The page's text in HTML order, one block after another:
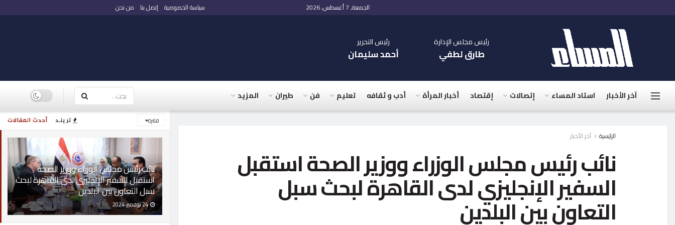
أحدث المقالات ترينـد فلترة
نائب رئيس مجلس الوزراء ووزير الصحة
استقبل السفير الإنجليزي لدى القاهرة لبحث
سبل التعاون بين البلدين
24 نوفمبر، 2024
الجمعة, 7 أغسطس, 2026 سياسة الخصوصية إتصل بنا من نحن
رئيس مجلس الإدارة
طارق لطفي
رئيس التحرير
أحمد سليمان
آخر الأخبار استاد المساء إتصالات إقتصاد أخبار المرأة أدب و ثقافه تعليم فن طيران المزيد
الرئيسية آخر الأخبار
نائب رئيس مجلس الوزراء ووزير الصحة استقبل
السفير الإنجليزي لدى القاهرة لبحث سبل
التعاون بين البلدين